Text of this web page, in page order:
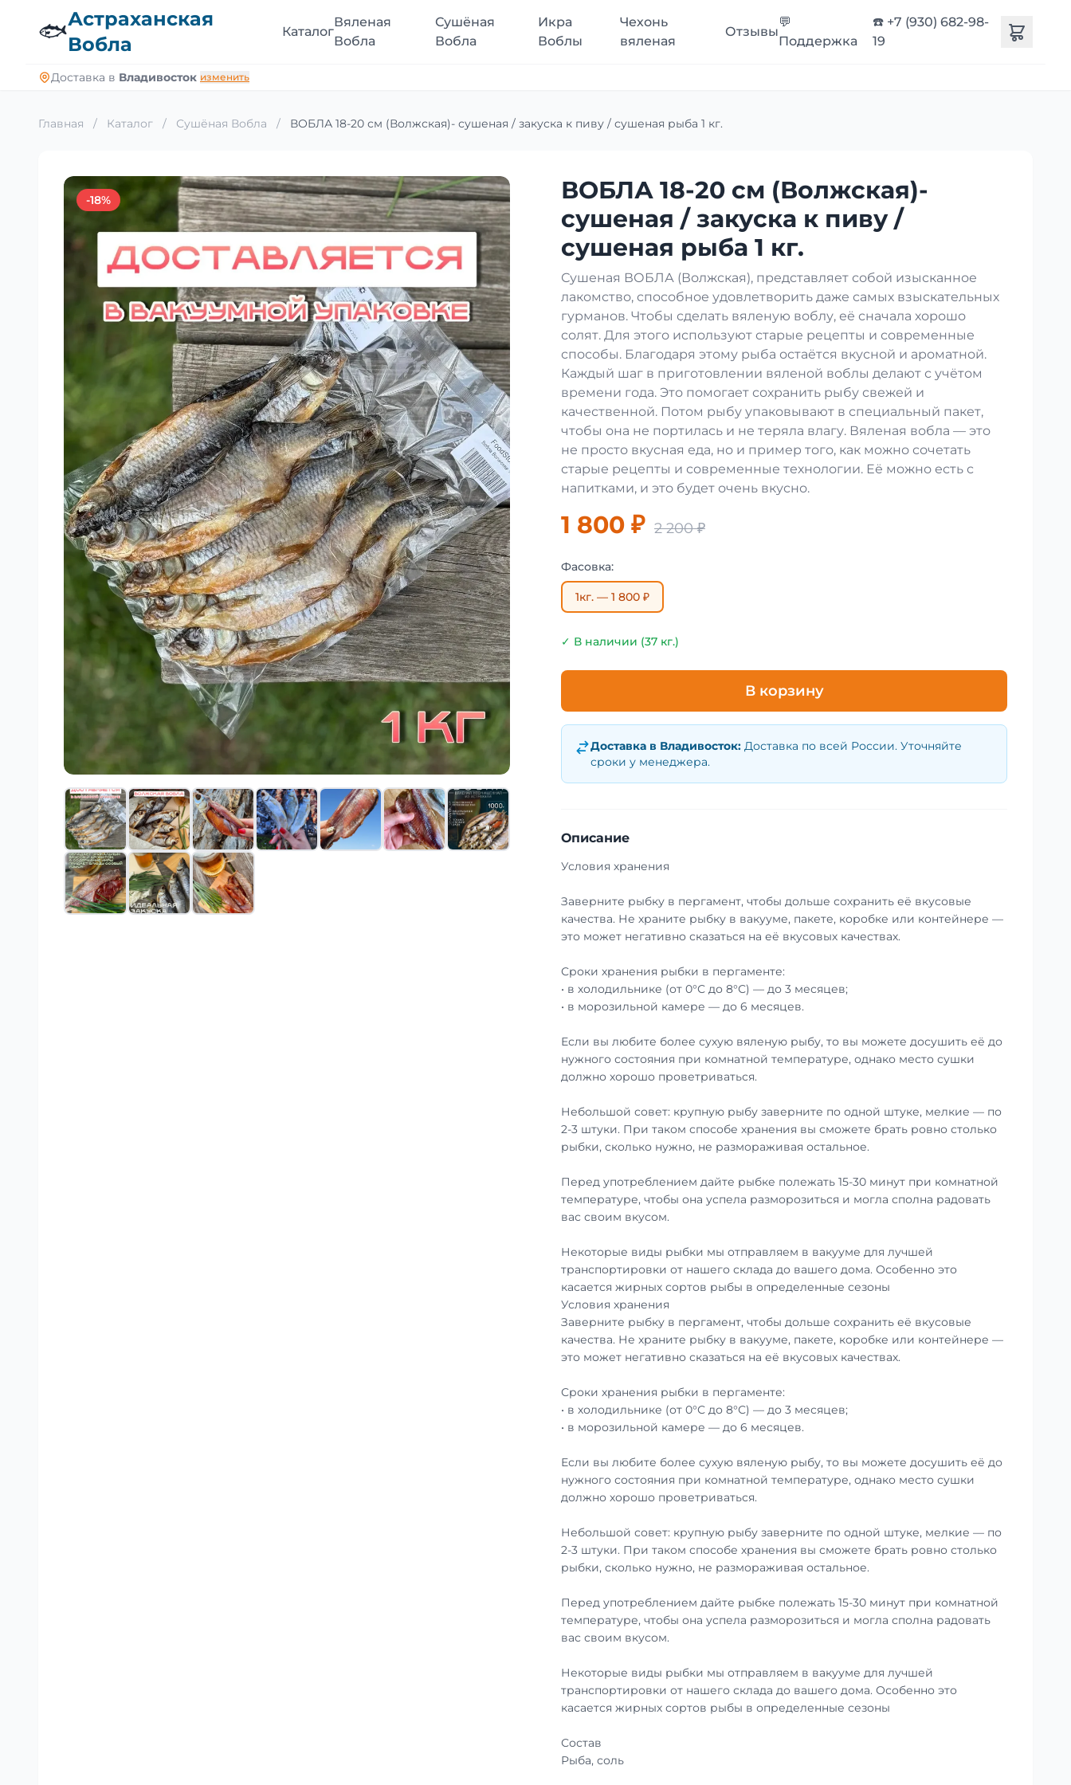
🐟Астраханская
Вобла
Каталог
Вяленая
Вобла
Сушёная
Вобла
Икра
Воблы
Чехонь
вяленая
Отзывы
💬
Поддержка
☎️ +7 (930) 682-98-
19
Доставка в Владивосток изменить
Главная / Каталог / Сушёная Вобла / ВОБЛА 18-20 см (Волжская)- сушеная / закуска к пиву / сушеная рыба 1 кг.
-18%
ВОБЛА 18-20 см (Волжская)-
сушеная / закуска к пиву /
сушеная рыба 1 кг.
Сушеная ВОБЛА (Волжская), представляет собой изысканное
лакомство, способное удовлетворить даже самых взыскательных
гурманов. Чтобы сделать вяленую воблу, её сначала хорошо
солят. Для этого используют старые рецепты и современные
способы. Благодаря этому рыба остаётся вкусной и ароматной.
Каждый шаг в приготовлении вяленой воблы делают с учётом
времени года. Это помогает сохранить рыбу свежей и
качественной. Потом рыбу упаковывают в специальный пакет,
чтобы она не портилась и не теряла влагу. Вяленая вобла — это
не просто вкусная еда, но и пример того, как можно сочетать
старые рецепты и современные технологии. Её можно есть с
напитками, и это будет очень вкусно.
1 800 ₽ 2 200 ₽
Фасовка:
1кг. — 1 800 ₽
✓ В наличии (37 кг.)
В корзину
Доставка в Владивосток: Доставка по всей России. Уточняйте
сроки у менеджера.
Описание
Условия хранения
Заверните рыбку в пергамент, чтобы дольше сохранить её вкусовые
качества. Не храните рыбку в вакууме, пакете, коробке или контейнере —
это может негативно сказаться на её вкусовых качествах.
Сроки хранения рыбки в пергаменте:
• в холодильнике (от 0°С до 8°С) — до 3 месяцев;
• в морозильной камере — до 6 месяцев.
Если вы любите более сухую вяленую рыбу, то вы можете досушить её до
нужного состояния при комнатной температуре, однако место сушки
должно хорошо проветриваться.
Небольшой совет: крупную рыбу заверните по одной штуке, мелкие — по
2-3 штуки. При таком способе хранения вы сможете брать ровно столько
рыбки, сколько нужно, не размораживая остальное.
Перед употреблением дайте рыбке полежать 15-30 минут при комнатной
температуре, чтобы она успела разморозиться и могла сполна радовать
вас своим вкусом.
Некоторые виды рыбки мы отправляем в вакууме для лучшей
транспортировки от нашего склада до вашего дома. Особенно это
касается жирных сортов рыбы в определенные сезоны
Условия хранения
Заверните рыбку в пергамент, чтобы дольше сохранить её вкусовые
качества. Не храните рыбку в вакууме, пакете, коробке или контейнере —
это может негативно сказаться на её вкусовых качествах.
Сроки хранения рыбки в пергаменте:
• в холодильнике (от 0°С до 8°С) — до 3 месяцев;
• в морозильной камере — до 6 месяцев.
Если вы любите более сухую вяленую рыбу, то вы можете досушить её до
нужного состояния при комнатной температуре, однако место сушки
должно хорошо проветриваться.
Небольшой совет: крупную рыбу заверните по одной штуке, мелкие — по
2-3 штуки. При таком способе хранения вы сможете брать ровно столько
рыбки, сколько нужно, не размораживая остальное.
Перед употреблением дайте рыбке полежать 15-30 минут при комнатной
температуре, чтобы она успела разморозиться и могла сполна радовать
вас своим вкусом.
Некоторые виды рыбки мы отправляем в вакууме для лучшей
транспортировки от нашего склада до вашего дома. Особенно это
касается жирных сортов рыбы в определенные сезоны
Состав
Рыба, соль